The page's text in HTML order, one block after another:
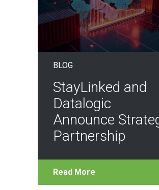
BLOG
StayLinked and
Datalogic
Announce
Partnership
Read More